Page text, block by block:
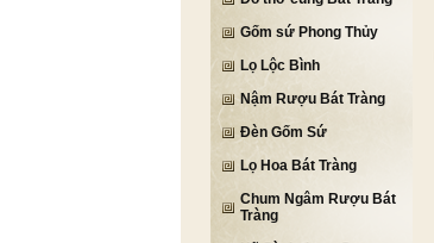
Gốm sứ Phong Thủy
Lọ Lộc Bình
Nậm Rượu Bát Tràng
Đèn Gốm Sứ
Lọ Hoa Bát Tràng
Chum Ngâm Rượu Bát
Tràng